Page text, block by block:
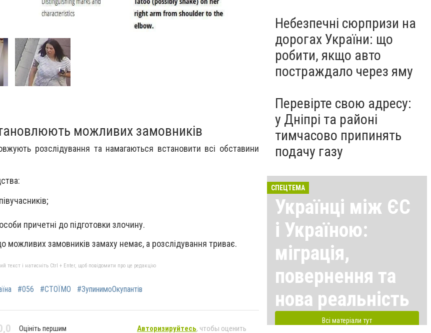
можливих замовників
розслідування та намагаються встановити всі обставини
причетні до підготовки злочину.
можливих замовників замаху немає, а розслідування триває.
текст і натисніть Ctrl + Enter, щоб повідомити про це редакцію
#056 #СТОЇМО #ЗупинимоОкупантів
Оцініть першим Авторизируйтесь, чтобы оценить
Небезпечні сюрпризи на
дорогах України: що
робити, якщо авто
постраждало через яму
Перевірте свою адресу:
у Дніпрі та районі
тимчасово припинять
подачу газу
СПЕЦТЕМА
Українці між ЄС
і Україною:
міграція,
повернення та
нова реальність
Всі матеріали тут